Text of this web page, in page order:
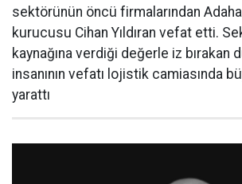
sektörünün öncü firmalarından
kurucusu Cihan Yıldıran vefat etti.
kaynağına verdiği değerle iz bırakan
insanının vefatı lojistik camiasında
yarattı